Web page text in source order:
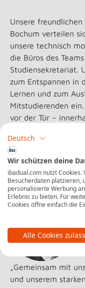
Unsere
Bochum verteilen
unsere technisch
die Büros des
Studiensekretariat.
zum Entspannen in
Lernen und zum
Mitstudierenden
vor der Tür –
Einkaufsstraßen
Unser Team aus
„Gemeinsam mit
und unserem
Deutsch
Wir schützen deine
ibadual.com nutzt
Besucherdaten platzieren,
personalisierte Werbung
Erlebnis zu bieten. Für
Cookies öffne einfach die
Alle Cookies